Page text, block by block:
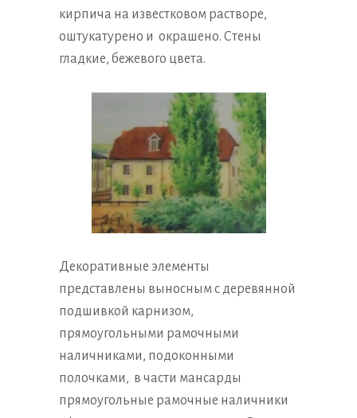
кирпича на известковом растворе,
оштукатурено и окрашено. Стены
гладкие, бежевого цвета.
Декоративные элементы
представлены выносным с деревянной
подшивкой карнизом,
прямоугольными рамочными
наличниками, подоконными
полочками, в части мансарды
прямоугольные рамочные наличники